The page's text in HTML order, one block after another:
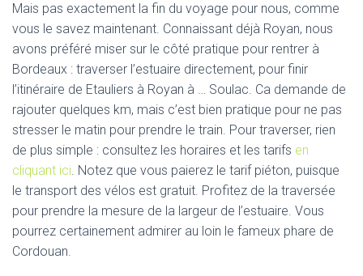
Mais pas exactement la fin du voyage pour nous, comme
vous le savez maintenant. Connaissant déjà Royan, nous
avons préféré miser sur le côté pratique pour rentrer à
Bordeaux : traverser l’estuaire directement, pour finir
l’itinéraire de Etauliers à Royan à … Soulac. Ca demande de
rajouter quelques km, mais c’est bien pratique pour ne pas
stresser le matin pour prendre le train. Pour traverser, rien
de plus simple : consultez les horaires et les tarifs en
cliquant ici. Notez que vous paierez le tarif piéton, puisque
le transport des vélos est gratuit. Profitez de la traversée
pour prendre la mesure de la largeur de l’estuaire. Vous
pourrez certainement admirer au loin le fameux phare de
Cordouan.